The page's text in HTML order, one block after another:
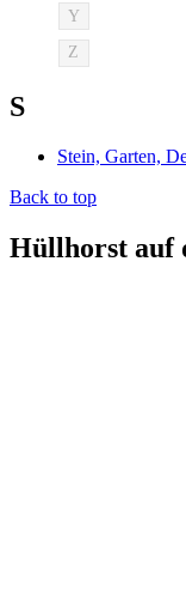
Y
Z
S
Stein, Garten,
Back to top
Hüllhorst auf